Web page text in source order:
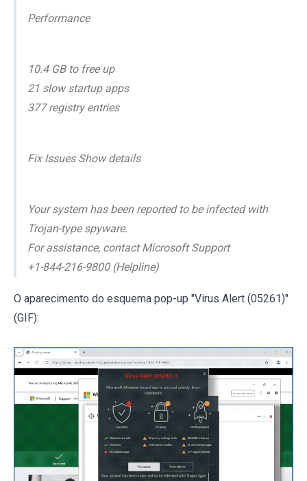
Performance
10.4 GB to free up
21 slow startup apps
377 registry entries
Fix Issues Show details
Your system has been reported to be infected with
Trojan-type spyware.
For assistance, contact Microsoft Support
+1-844-216-9800 (Helpline)
O aparecimento do esquema pop-up "Virus Alert (05261)"
(GIF):